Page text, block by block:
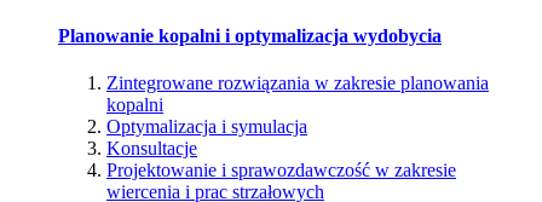
Planowanie kopalni i optymalizacja wydobycia
Zintegrowane rozwiązania w zakresie planowania
kopalni
Optymalizacja i symulacja
Konsultacje
Projektowanie i sprawozdawczość w zakresie
wiercenia i prac strzałowych